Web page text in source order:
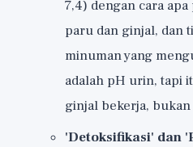
7,4) dengan cara
paru dan ginjal, dan
minuman yang
adalah pH urin, tapi
ginjal bekerja,
'Detoksifikasi' dan